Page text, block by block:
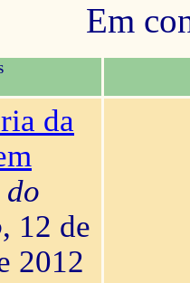
Em
da
, 12 de
2012